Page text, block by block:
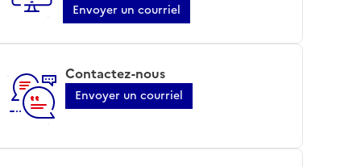
Envoyer un courriel
Contactez-nous
Envoyer un courriel